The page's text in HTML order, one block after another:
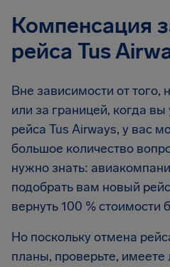
Компенсация
рейса Tus
Вне зависимости от того,
или за границей, когда
рейса Tus Airways, у вас
большое количество
нужно знать:
подобрать вам новый
вернуть 100 % стоимости
Но поскольку отмена
планы, проверьте,